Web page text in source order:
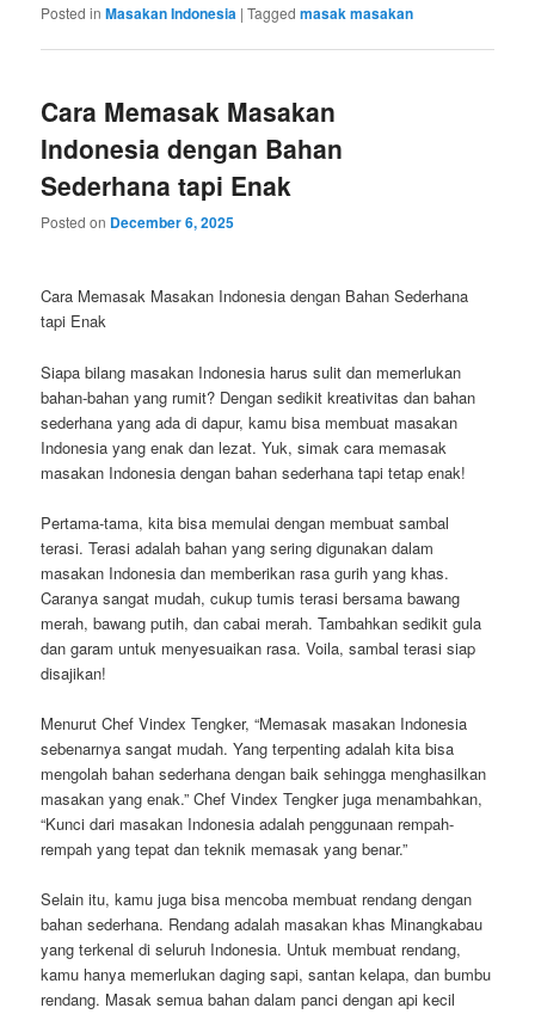
Posted in Masakan Indonesia |Tagged masak masakan
Cara Memasak Masakan
Indonesia dengan Bahan
Sederhana tapi Enak
Posted on December 6, 2025
Cara Memasak Masakan Indonesia dengan Bahan Sederhana
tapi Enak
Siapa bilang masakan Indonesia harus sulit dan memerlukan
bahan-bahan yang rumit? Dengan sedikit kreativitas dan bahan
sederhana yang ada di dapur, kamu bisa membuat masakan
Indonesia yang enak dan lezat. Yuk, simak cara memasak
masakan Indonesia dengan bahan sederhana tapi tetap enak!
Pertama-tama, kita bisa memulai dengan membuat sambal
terasi. Terasi adalah bahan yang sering digunakan dalam
masakan Indonesia dan memberikan rasa gurih yang khas.
Caranya sangat mudah, cukup tumis terasi bersama bawang
merah, bawang putih, dan cabai merah. Tambahkan sedikit gula
dan garam untuk menyesuaikan rasa. Voila, sambal terasi siap
disajikan!
Menurut Chef Vindex Tengker, “Memasak masakan Indonesia
sebenarnya sangat mudah. Yang terpenting adalah kita bisa
mengolah bahan sederhana dengan baik sehingga menghasilkan
masakan yang enak.” Chef Vindex Tengker juga menambahkan,
“Kunci dari masakan Indonesia adalah penggunaan rempah-
rempah yang tepat dan teknik memasak yang benar.”
Selain itu, kamu juga bisa mencoba membuat rendang dengan
bahan sederhana. Rendang adalah masakan khas Minangkabau
yang terkenal di seluruh Indonesia. Untuk membuat rendang,
kamu hanya memerlukan daging sapi, santan kelapa, dan bumbu
rendang. Masak semua bahan dalam panci dengan api kecil